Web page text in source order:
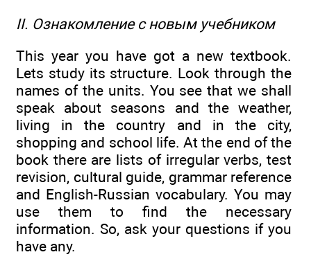
II. Ознакомление с новым учебником
This year you have got a new textbook.
Lets study its structure. Look through the
names of the units. You see that we shall
speak about seasons and the weather,
living in the country and in the city,
shopping and school life. At the end of the
book there are lists of irregular verbs, test
revision, cultural guide, grammar reference
and English-Russian vocabulary. You may
use them to find the necessary
information. So, ask your questions if you
have any.